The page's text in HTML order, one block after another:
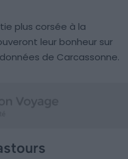
plus corsée à la
leur bonheur sur
de Carcassonne.